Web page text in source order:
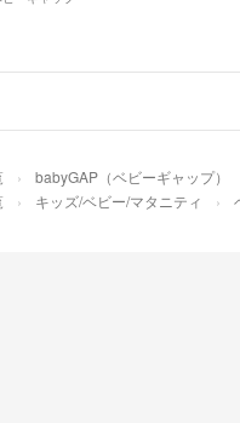
babyGAP（ベビーギャップ）
キッズ/ベビー/マタニティ